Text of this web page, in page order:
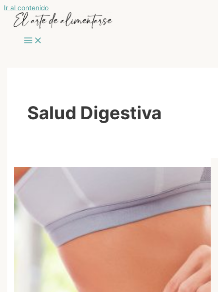
Ir al contenido
Salud Digestiva